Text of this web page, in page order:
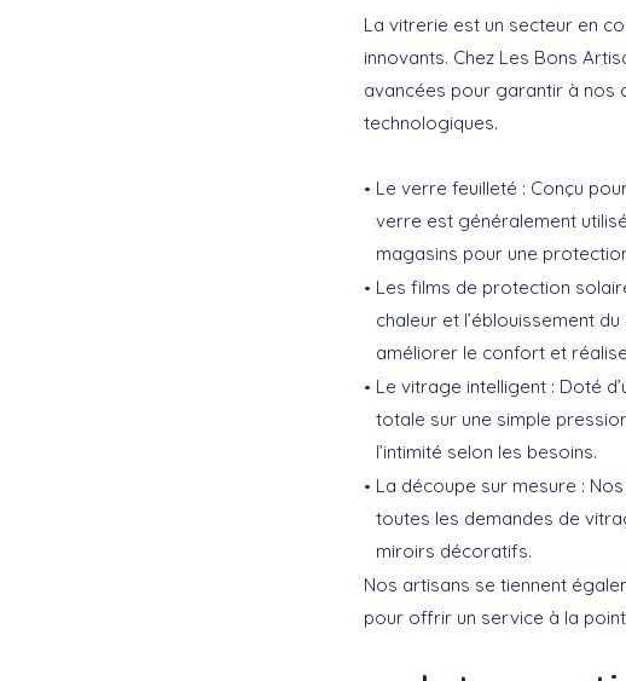
La vitrerie est un secteur en
innovants. Chez Les Bons
avancées pour garantir à nos
technologiques.
Le verre feuilleté : Conçu
verre est généralement
magasins pour une
Les films de protection
chaleur et l’éblouissement
améliorer le confort et
Le vitrage intelligent : Doté
totale sur une simple
l’intimité selon les besoins.
La découpe sur mesure :
toutes les demandes de
miroirs décoratifs.
Nos artisans se tiennent
pour offrir un service à la